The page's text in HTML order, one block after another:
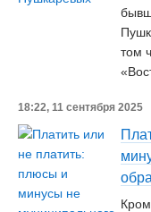
том
18:22, 11 сентября 2025